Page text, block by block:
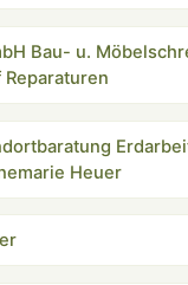
Bau- u.
Heuer